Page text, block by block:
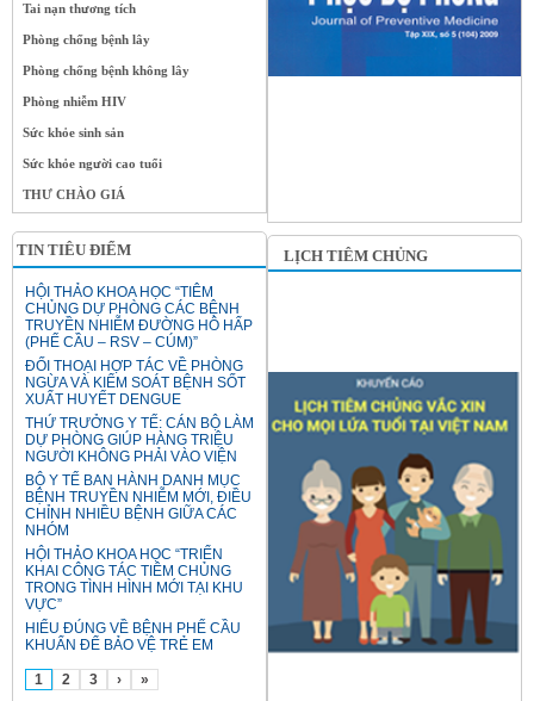
Tai nạn thương tích
Phòng chống bệnh lây
Phòng chống bệnh không lây
Phòng nhiễm HIV
Sức khỏe sinh sản
Sức khỏe người cao tuổi
THƯ CHÀO GIÁ
TIN TIÊU ĐIỂM
HỘI THẢO KHOA HỌC “TIÊM
CHỦNG DỰ PHÒNG CÁC BỆNH
TRUYỀN NHIỄM ĐƯỜNG HÔ HẤP
(PHẾ CẦU – RSV – CÚM)”
ĐỐI THOẠI HỢP TÁC VỀ PHÒNG
NGỪA VÀ KIỂM SOÁT BỆNH SỐT
XUẤT HUYẾT DENGUE
THỨ TRƯỞNG Y TẾ: CÁN BỘ LÀM
DỰ PHÒNG GIÚP HÀNG TRIỆU
NGƯỜI KHÔNG PHẢI VÀO VIỆN
BỘ Y TẾ BAN HÀNH DANH MỤC
BỆNH TRUYỀN NHIỄM MỚI, ĐIỀU
CHỈNH NHIỀU BỆNH GIỮA CÁC
NHÓM
HỘI THẢO KHOA HỌC “TRIỂN
KHAI CÔNG TÁC TIÊM CHỦNG
TRONG TÌNH HÌNH MỚI TẠI KHU
VỰC”
HIỂU ĐÚNG VỀ BỆNH PHẾ CẦU
KHUẨN ĐỂ BẢO VỆ TRẺ EM
1 2 3 › »
LỊCH TIÊM CHỦNG